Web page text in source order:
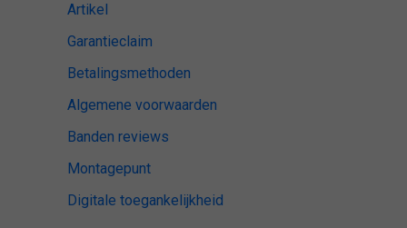
Artikel
Garantieclaim
Betalingsmethoden
Algemene voorwaarden
Banden reviews
Montagepunt
Digitale toegankelijkheid